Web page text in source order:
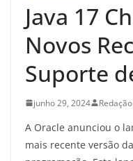
Java 17
Novos
Suporte
junho 29, 2024 Redação
A Oracle anunciou o
mais recente versão